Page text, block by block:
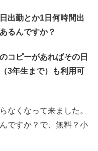
出勤とか1日何時間出
るんですか？
コピーがあればその日
3年生まで）も利用可
なくなって来ました。
ですか？で、無料？小